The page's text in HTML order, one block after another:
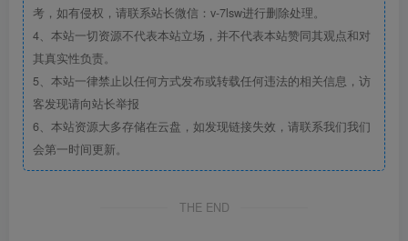
考，如有侵权，请联系站长微信：v-7lsw进行删除处理。
4、本站一切资源不代表本站立场，并不代表本站赞同其观点和对
其真实性负责。
5、本站一律禁止以任何方式发布或转载任何违法的相关信息，访
客发现请向站长举报
6、本站资源大多存储在云盘，如发现链接失效，请联系我们我们
会第一时间更新。
THE END